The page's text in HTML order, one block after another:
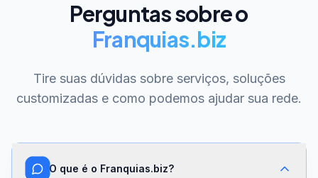
Perguntas sobre o
Franquias.biz
Tire suas dúvidas sobre serviços, soluções
customizadas e como podemos ajudar sua rede.
O que é o Franquias.biz?